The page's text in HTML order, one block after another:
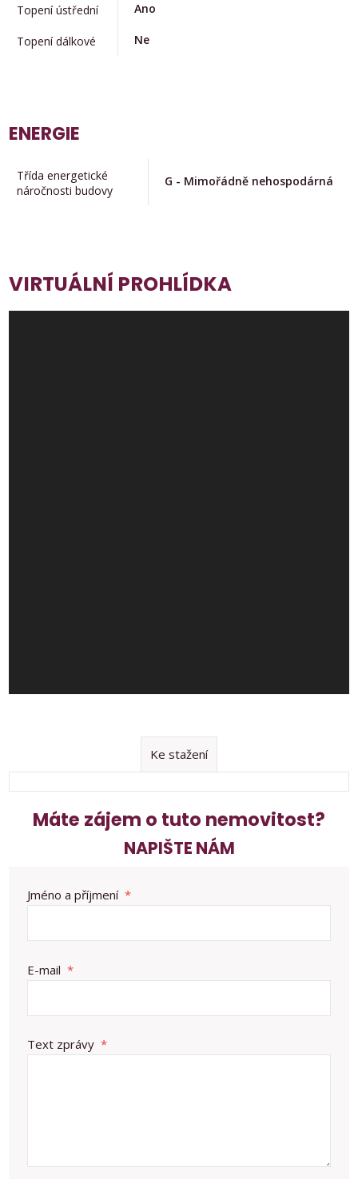
Topení ústřední Ano
Topení dálkové Ne
ENERGIE
Třída energetické
náročnosti budovy
G - Mimořádně nehospodárná
VIRTUÁLNÍ PROHLÍDKA
Ke stažení
Máte zájem o tuto nemovitost?
NAPIŠTE NÁM
Jméno a příjmení *
E-mail *
Text zprávy *